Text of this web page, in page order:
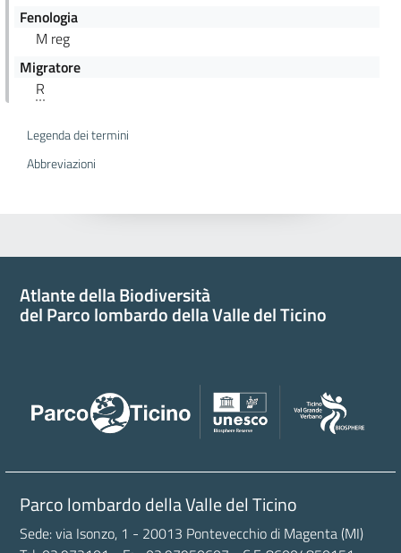
Fenologia
M reg
Migratore
R
Legenda dei termini
Abbreviazioni
Atlante della Biodiversità
del Parco lombardo della Valle del Ticino
Parco lombardo della Valle del Ticino
Sede: via Isonzo, 1 - 20013 Pontevecchio di Magenta (MI)